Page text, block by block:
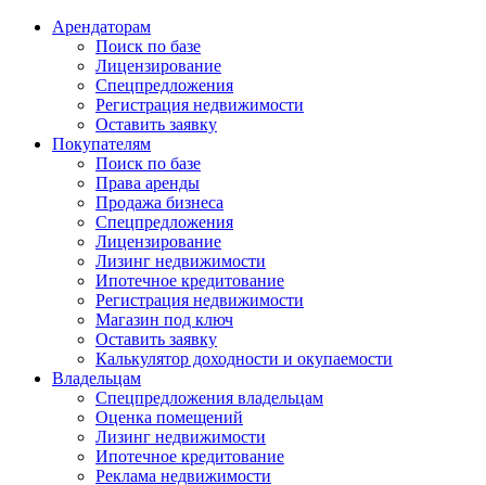
Арендаторам
Поиск по базе
Лицензирование
Спецпредложения
Регистрация недвижимости
Оставить заявку
Покупателям
Поиск по базе
Права аренды
Продажа бизнеса
Спецпредложения
Лицензирование
Лизинг недвижимости
Ипотечное кредитование
Регистрация недвижимости
Магазин под ключ
Оставить заявку
Калькулятор доходности и окупаемости
Владельцам
Спецпредложения владельцам
Оценка помещений
Лизинг недвижимости
Ипотечное кредитование
Реклама недвижимости